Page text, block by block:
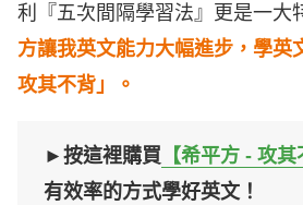
利『五次間隔學習法』更是一大
方讓我英文能力大幅進步，學英
攻其不背」。
►按這裡購買 【希平方 - 攻其
有效率的方式學好英文！